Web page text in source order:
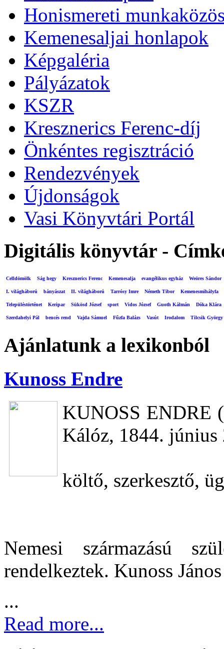
Honismereti
Kemenesaljai honlapok
Képgaléria
Pályázatok
KSZR
Kresznerics Ferenc-díj
Önkéntes regisztráció
Rendezvények
Újdonságok
Vasi Könyvtári Portál
Digitális könyvtár -
Celldömölk Ság hegy Kresznerics Ferenc Kemenesalja evangélikus egyház Weöres Sándor
I. világháború bányászat II. világháború Tarrósy Imre Németh Tibor Kemenesmihályfa
Településtörténet Keripar Sükösd József sport Vidos József Guoth Kálmán Dóka Klára
Szerdahelyi Pál bencés rend Vajda Sámuel Fűzfa Balázs Vasút Irodalom Tilcsik György
Ajánlatunk a lexikonból
Kunoss Endre
KUNOSS ENDRE
Kálóz, 1844. június
költő, szerkesztő,
Nemesi származású
rendelkeztek. Kunoss
...
Read more...